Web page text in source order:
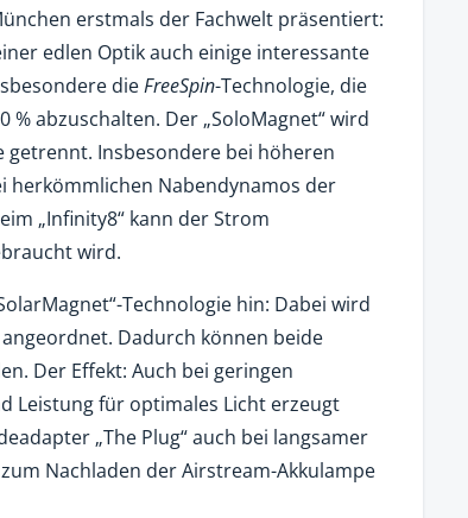
erstmals der Fachwelt präsentiert:
edlen Optik auch einige interessante
dieFreeSpin-Technologie, die
% abzuschalten. Der „SoloMagnet“ wird
getrennt. Insbesondere bei höheren
herkömmlichen Nabendynamos der
„Infinity8“ kann der Strom
wird.
Technologie hin: Dabei wird
Dadurch können beide
Der Effekt: Auch bei geringen
Leistung für optimales Licht erzeugt
„The Plug“ auch bei langsamer
Nachladen der Airstream-Akkulampe